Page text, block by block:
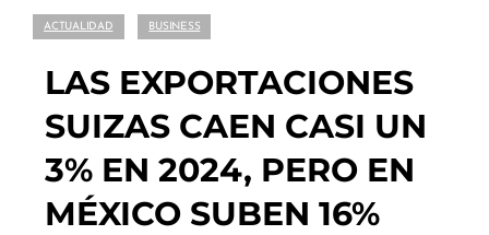
ACTUALIDAD BUSINESS
LAS EXPORTACIONES
SUIZAS CAEN CASI UN
3% EN 2024, PERO EN
MÉXICO SUBEN 16%